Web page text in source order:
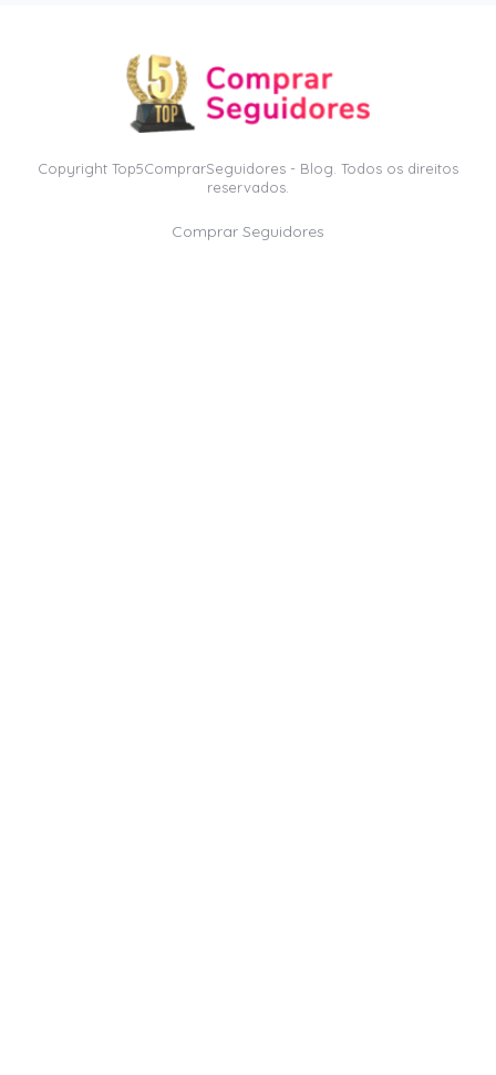
Copyright Top5ComprarSeguidores - Blog. Todos os direitos
reservados.
Comprar Seguidores